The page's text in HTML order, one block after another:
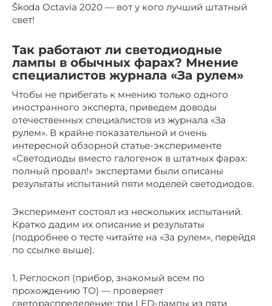
Škoda Octavia 2020 — вот у кого лучший штатный
свет!
Так работают ли светодиодные
лампы в обычных фарах? Мнение
специалистов журнала «За рулем»
Чтобы не прибегать к мнению только одного
иностранного эксперта, приведем доводы
отечественных специалистов из журнала «За
рулем». В крайне показательной и очень
интересной обзорной статье-эксперименте
«Светодиоды вместо галогенок в штатных фарах:
полный провал!» экспертами были описаны
результаты испытаний пяти моделей светодиодов.
Эксперимент состоял из нескольких испытаний.
Кратко дадим их описание и результаты
(подробнее о тесте читайте на «За рулем», перейдя
по ссылке выше).
1. Реглоскоп (прибор, знакомый всем по
прохождению ТО) — проверяет
светораспределение: три LED-лампы из пяти